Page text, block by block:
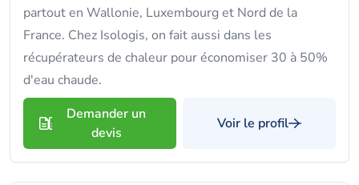
partout en Wallonie, Luxembourg et Nord de la
France. Chez Isologis, on fait aussi dans les
récupérateurs de chaleur pour économiser 30 à 50%
d'eau chaude.
Demander un
devis
Voir le profil